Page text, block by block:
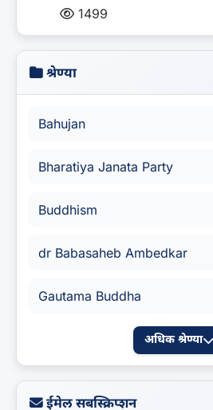
1499
श्रेण्या
Bahujan
Bharatiya Janata Party
Buddhism
dr Babasaheb Ambedkar
Gautama Buddha
अधिक श्रेण्या
ईमेल सबस्क्रिप्शन